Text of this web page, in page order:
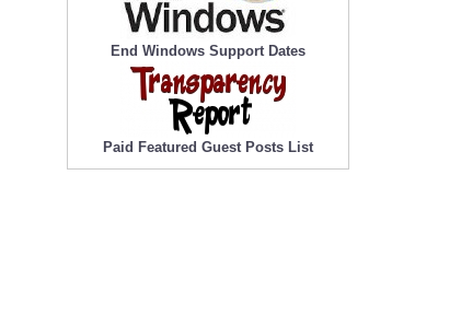
End Windows Support Dates
Paid Featured Guest Posts List